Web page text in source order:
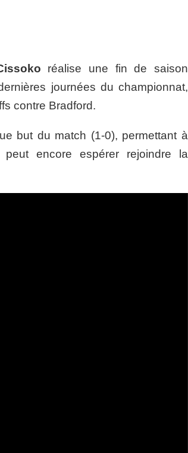
réalise une fin de saison
journées du championnat,
contre Bradford.
but du match (1-0), permettant à
encore espérer rejoindre la